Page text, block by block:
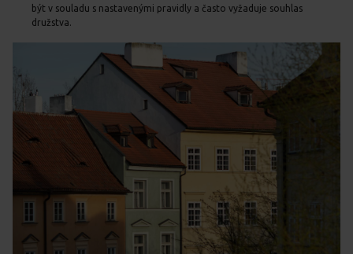
být v souladu s nastavenými pravidly a často vyžaduje souhlas
družstva.